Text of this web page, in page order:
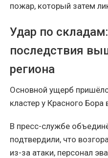
пожар, который затем
Удар по
последствия
региона
Основной ущерб
кластер у Красного
В пресс-службе
подтвердили, что
из-за атаки, персонал